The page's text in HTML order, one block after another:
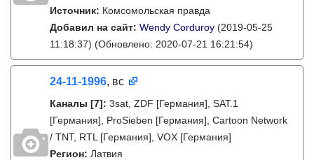
Источник: Комсомольская правда
Добавил на сайт: Wendy Corduroy (2019-05-25
11:18:37) (Обновлено: 2020-07-21 16:21:54)
24-11-1996, вс
Каналы [7]: 3sat, ZDF [Германия], SAT.1
[Германия], ProSieben [Германия], Cartoon Network
/ TNT, RTL [Германия], VOX [Германия]
Регион: Латвия